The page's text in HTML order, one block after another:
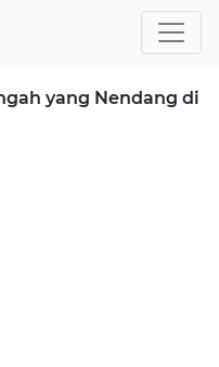
yang Nendang di